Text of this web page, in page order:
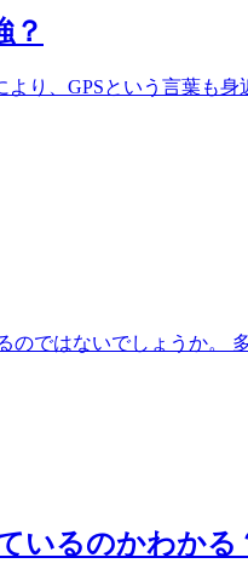
？
り、GPSという言葉も
ではないでしょうか。
いるのかわかる